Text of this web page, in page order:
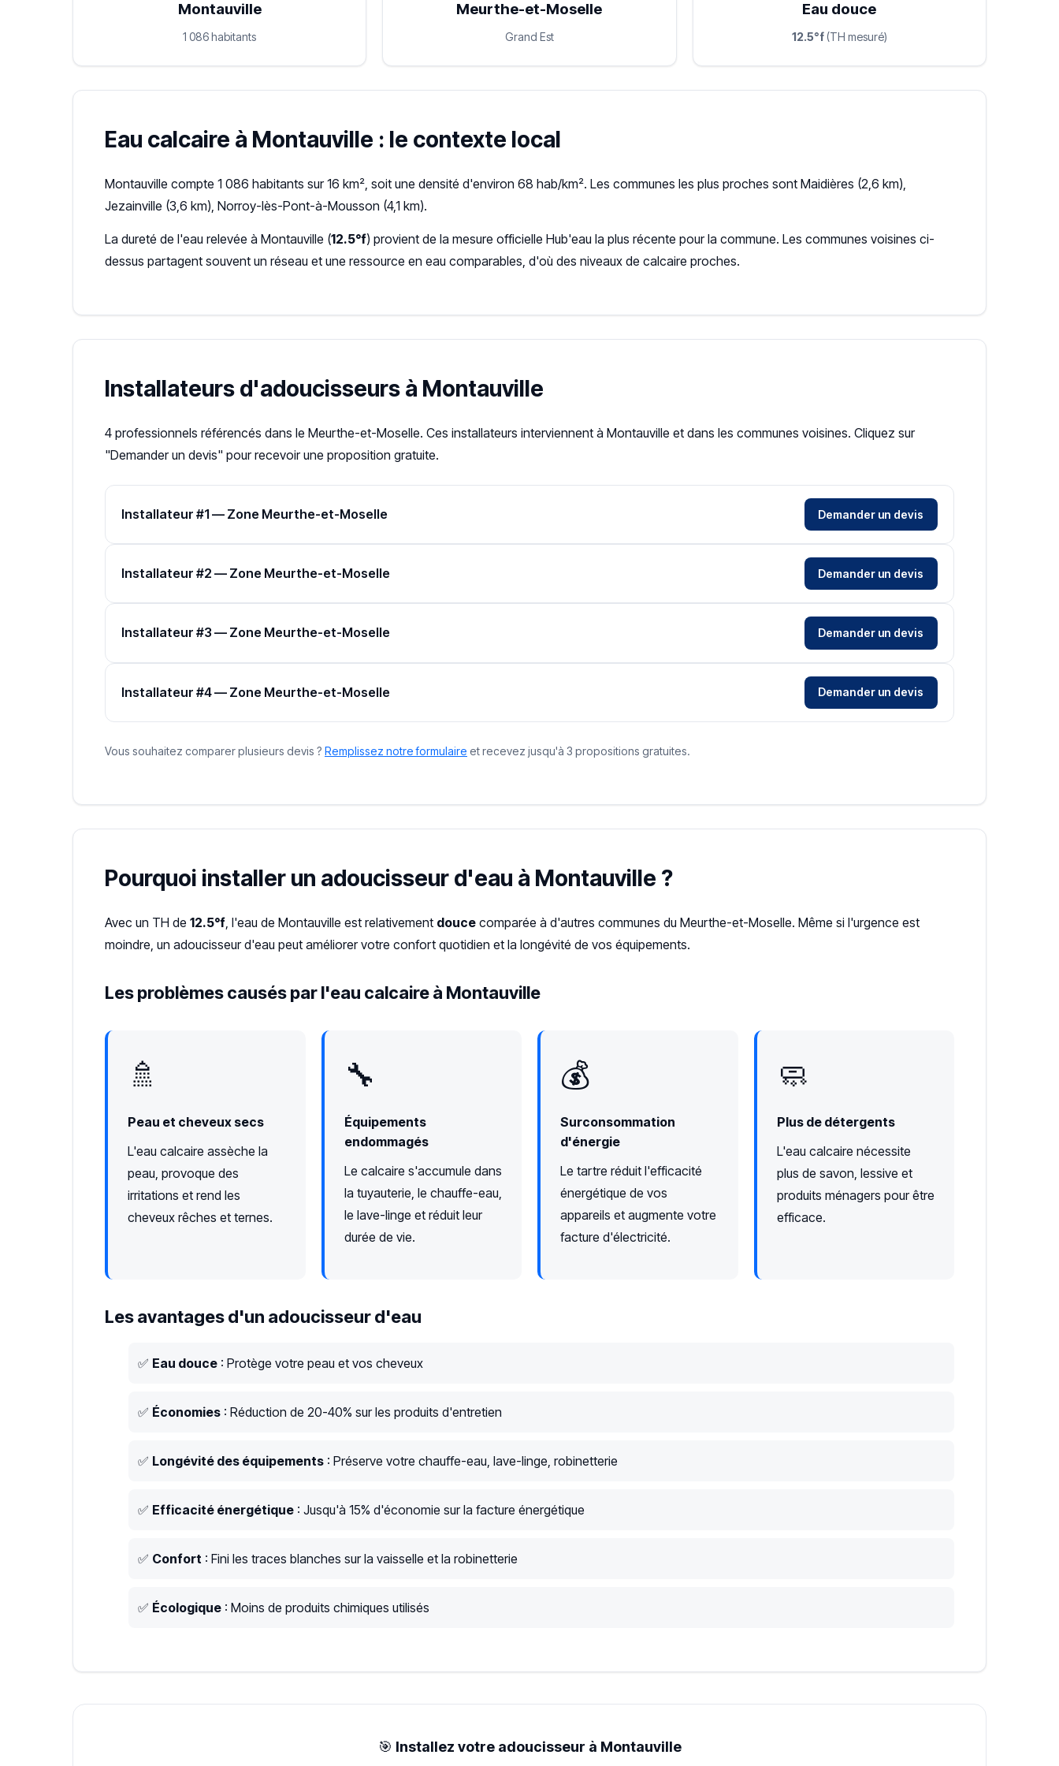
Montauville
1 086 habitants
Meurthe-et-Moselle
Grand Est
Eau douce
12.5°f(TH mesuré)
Eau calcaire à Montauville : le contexte local
Montauville compte 1 086 habitants sur 16 km², soit une densité d'environ 68 hab/km². Les communes les plus proches sont Maidières (2,6 km),
Jezainville (3,6 km), Norroy-lès-Pont-à-Mousson (4,1 km).
La dureté de l'eau relevée à Montauville (12.5°f) provient de la mesure officielle Hub'eau la plus récente pour la commune. Les communes voisines ci-
dessus partagent souvent un réseau et une ressource en eau comparables, d'où des niveaux de calcaire proches.
Installateurs d'adoucisseurs à Montauville
4 professionnels référencés dans le Meurthe-et-Moselle. Ces installateurs interviennent à Montauville et dans les communes voisines. Cliquez sur
"Demander un devis" pour recevoir une proposition gratuite.
Installateur #1 — Zone Meurthe-et-Moselle Demander un devis
Installateur #2 — Zone Meurthe-et-Moselle Demander un devis
Installateur #3 — Zone Meurthe-et-Moselle Demander un devis
Installateur #4 — Zone Meurthe-et-Moselle Demander un devis
Vous souhaitez comparer plusieurs devis ? Remplissez notre formulaire et recevez jusqu'à 3 propositions gratuites.
Pourquoi installer un adoucisseur d'eau à Montauville ?
Avec un TH de 12.5°f , l'eau de Montauville est relativement douce comparée à d'autres communes du Meurthe-et-Moselle. Même si l'urgence est
moindre, un adoucisseur d'eau peut améliorer votre confort quotidien et la longévité de vos équipements.
Les problèmes causés par l'eau calcaire à Montauville
🚿
Peau et cheveux secs
L'eau calcaire assèche la
peau, provoque des
irritations et rend les
cheveux rêches et ternes.
🔧
Équipements
endommagés
Le calcaire s'accumule dans
la tuyauterie, le chauffe-eau,
le lave-linge et réduit leur
durée de vie.
💰
Surconsommation
d'énergie
Le tartre réduit l'efficacité
énergétique de vos
appareils et augmente votre
facture d'électricité.
🧼
Plus de détergents
L'eau calcaire nécessite
plus de savon, lessive et
produits ménagers pour être
efficace.
Les avantages d'un adoucisseur d'eau
✅ Eau douce : Protège votre peau et vos cheveux
✅ Économies : Réduction de 20-40% sur les produits d'entretien
✅ Longévité des équipements : Préserve votre chauffe-eau, lave-linge, robinetterie
✅ Efficacité énergétique : Jusqu'à 15% d'économie sur la facture énergétique
✅ Confort : Fini les traces blanches sur la vaisselle et la robinetterie
✅ Écologique : Moins de produits chimiques utilisés
🎯 Installez votre adoucisseur à Montauville